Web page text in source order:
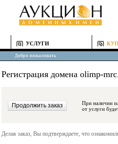
УСЛУГИ
Добро пожаловать
Регистрация домена olimp-
При наличии или
от услуги
Делая заказ, Вы подтверждаете, что